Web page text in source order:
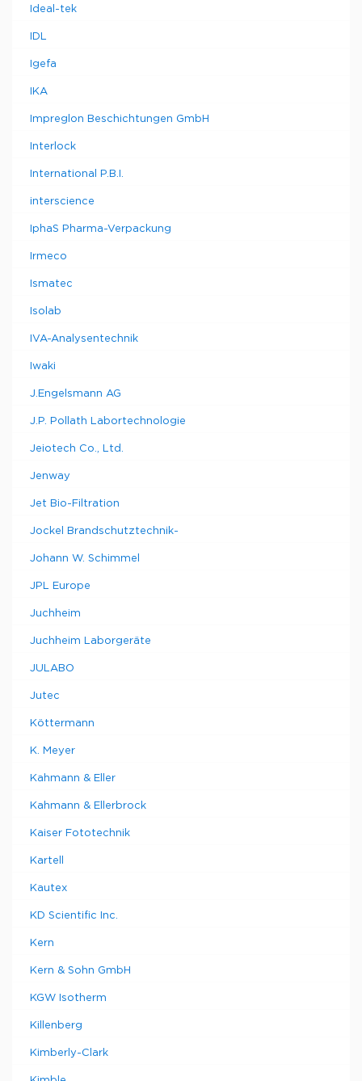
Ideal-tek
IDL
Igefa
IKA
Impreglon Beschichtungen GmbH
Interlock
International P.B.I.
interscience
IphaS Pharma-Verpackung
Irmeco
Ismatec
Isolab
IVA-Analysentechnik
Iwaki
J.Engelsmann AG
J.P. Pollath Labortechnologie
Jeiotech Co., Ltd.
Jenway
Jet Bio-Filtration
Jockel Brandschutztechnik-
Johann W. Schimmel
JPL Europe
Juchheim
Juchheim Laborgeräte
JULABO
Jutec
Köttermann
K. Meyer
Kahmann & Eller
Kahmann & Ellerbrock
Kaiser Fototechnik
Kartell
Kautex
KD Scientific Inc.
Kern
Kern & Sohn GmbH
KGW Isotherm
Killenberg
Kimberly-Clark